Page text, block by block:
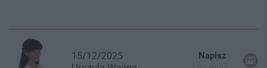
15/12/2025
Napisz